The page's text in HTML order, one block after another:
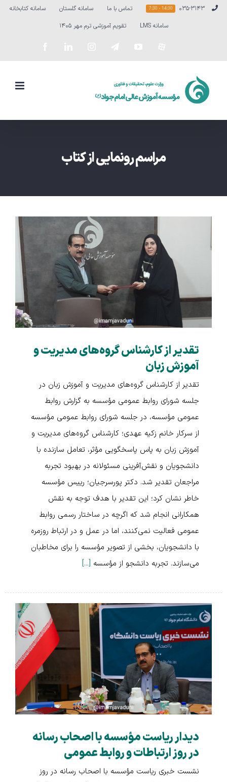
Skip
۰۳۵-۳۱۴۳ 14:30 - 7:30 تماس با ما سامانه گلستان
سامانه کتابخانه
سامانه LMS
تقویم آموزشی ترم مهر ۱۴۰۵
YouTubeسفارشی
مراسم رونمایی از کتاب
تقدیر از کارشناس گروه‌های مدیریت و
آموزش زبان
تقدیر از کارشناس گروه‌های مدیریت و آموزش زبان در
جلسه شورای روابط عمومی مؤسسه به گزارش روابط
عمومی مؤسسه، در جلسه شورای روابط عمومی مؤسسه
از سرکار خانم زکیه عهدی؛ کارشناس گروه‌های مدیریت و
آموزش زبان به پاس پاسخگویی مؤثر، تعامل سازنده با
دانشجویان و نقش‌آفرینی مسئولانه در بهبود تجربه
مراجعان تقدیر شد. دکتر پورسرجیان؛ رییس مؤسسه
خاطر نشان کرد؛ این تقدیر با هدف توجه به نقش
همکارانی انجام شد که اگرچه در ساختار رسمی روابط
عمومی فعالیت نمی‌کنند، اما در عمل و در ارتباط روزمره
با دانشجویان، بخشی از تصویر مؤسسه را برای مخاطبان
می‌سازند. تجربه دانشجو از مؤسسه [...]
دیدار ریاست مؤسسه با اصحاب رسانه
در روز ارتباطات و روابط عمومی
نشست خبری ریاست مؤسسه با اصحاب رسانه در روز